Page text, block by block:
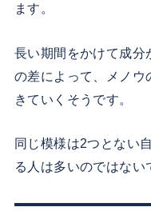
ます。
長い期間をかけて成分
の差によって、メノウ
きていくそうです。
同じ模様は2つとない
る人は多いのではない